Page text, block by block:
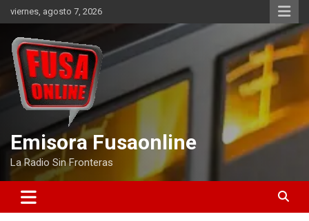
Skip
to
content
viernes, agosto 7, 2026
Emisora Fusaonline
La Radio Sin Fronteras